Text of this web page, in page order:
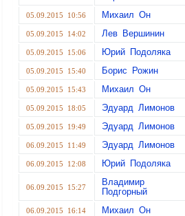
05.09.2015 10:56 Михаил Он
05.09.2015 14:02 Лев Вершинин
05.09.2015 15:06 Юрий Подоляка
05.09.2015 15:40 Борис Рожин
05.09.2015 15:43 Михаил Он
05.09.2015 18:05 Эдуард Лимонов
05.09.2015 19:49 Эдуард Лимонов
06.09.2015 11:49 Эдуард Лимонов
06.09.2015 12:08 Юрий Подоляка
06.09.2015 15:27
Владимир
Подгорный
06.09.2015 16:14 Михаил Он